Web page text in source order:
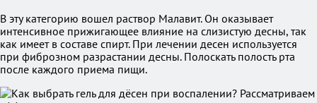
В эту категорию вошел раствор Малавит. Он оказывает
интенсивное прижигающее влияние на слизистую десны, так
как имеет в составе спирт. При лечении десен используется
при фиброзном разрастании десны. Полоскать полость рта
после каждого приема пищи.